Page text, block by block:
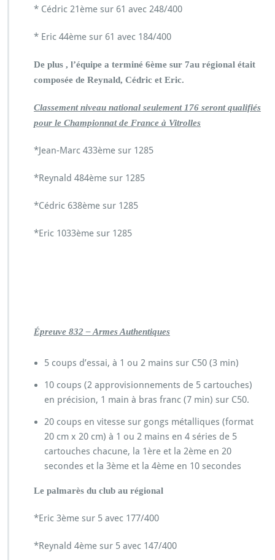
* Cédric 21ème sur 61 avec 248/400
* Eric 44ème sur 61 avec 184/400
De plus , l’équipe a terminé 6ème sur 7au régional était
composée de Reynald, Cédric et Eric.
Classement niveau national seulement 176 seront qualifiés
pour le Championnat de France à Vitrolles
*Jean-Marc 433ème sur 1285
*Reynald 484ème sur 1285
*Cédric 638ème sur 1285
*Eric 1033ème sur 1285
Épreuve 832 – Armes Authentiques
5 coups d’essai, à 1 ou 2 mains sur C50 (3 min)
10 coups (2 approvisionnements de 5 cartouches)
en précision, 1 main à bras franc (7 min) sur C50.
20 coups en vitesse sur gongs métalliques (format
20 cm x 20 cm) à 1 ou 2 mains en 4 séries de 5
cartouches chacune, la 1ère et la 2ème en 20
secondes et la 3ème et la 4ème en 10 secondes
Le palmarès du club au régional
*Eric 3ème sur 5 avec 177/400
*Reynald 4ème sur 5 avec 147/400